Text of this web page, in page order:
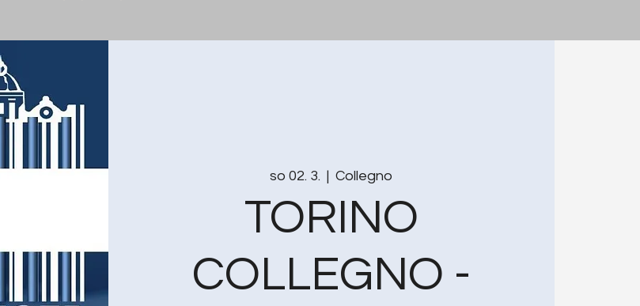
so 02. 3.
  |
Collegno
TORINO
COLLEGNO -